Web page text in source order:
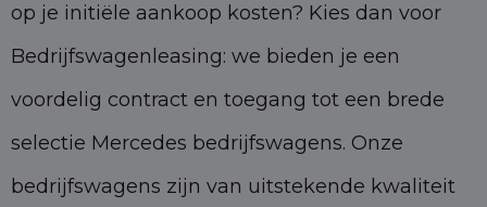
op je initiële aankoop kosten? Kies dan voor
Bedrijfswagenleasing: we bieden je een
voordelig contract en toegang tot een brede
selectie Mercedes bedrijfswagens. Onze
bedrijfswagens zijn van uitstekende kwaliteit